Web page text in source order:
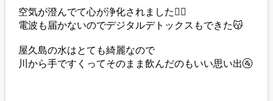
空気が澄んでて心が浄化されました🙂‍↕️
電波も届かないのでデジタルデトックスもできた😽
屋久島の水はとても綺麗なので
川から手ですくってそのまま飲んだのもいい思い出🚰